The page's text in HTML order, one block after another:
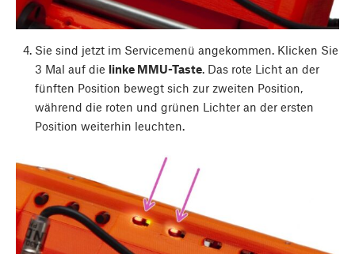
Sie sind jetzt im Servicemenü angekommen. Klicken Sie
3 Mal auf die linke MMU-Taste. Das rote Licht an der
fünften Position bewegt sich zur zweiten Position,
während die roten und grünen Lichter an der ersten
Position weiterhin leuchten.